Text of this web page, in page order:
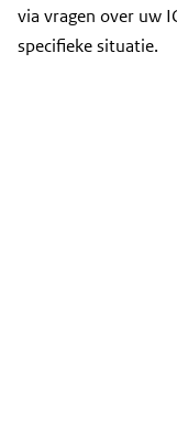
via vragen over uw
specifieke situatie.